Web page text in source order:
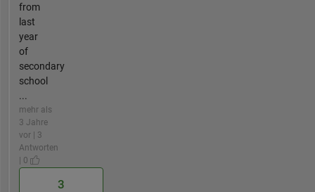
from
last
year
of
secondary
school
...
mehr als
3 Jahre
vor | 3
Antworten
| 0
3